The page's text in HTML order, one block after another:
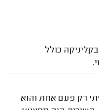
כולל
רק פעם אחת והוא